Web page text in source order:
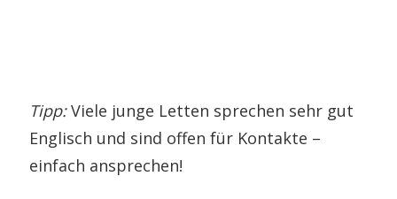
Tipp:Viele junge Letten sprechen sehr gut
Englisch und sind offen für Kontakte –
einfach ansprechen!